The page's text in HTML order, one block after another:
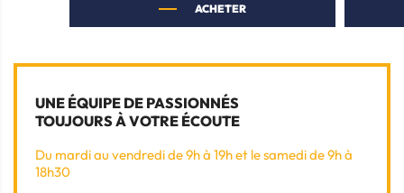
ACHETER
UNE ÉQUIPE DE PASSIONNÉS
TOUJOURS À VOTRE ÉCOUTE
Du mardi au vendredi de 9h à 19h et le samedi de 9h à
18h30